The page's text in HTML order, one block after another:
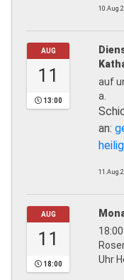
AUG
11
13:00
auf
a.
an:
AUG
11
18:00
Uhr